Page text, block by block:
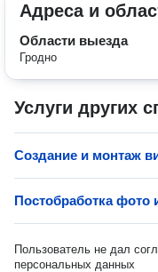
Адреса и
Области выезда
Гродно
Услуги других
Создание и монтаж
Постобработка фото
Пользователь не дал
персональных данных